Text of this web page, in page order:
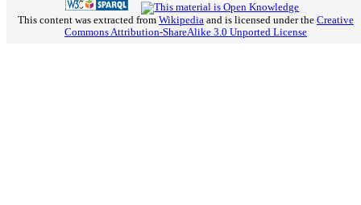
This content was extracted from Wikipedia and is licensed under the Creative
Commons Attribution-ShareAlike 3.0 Unported License